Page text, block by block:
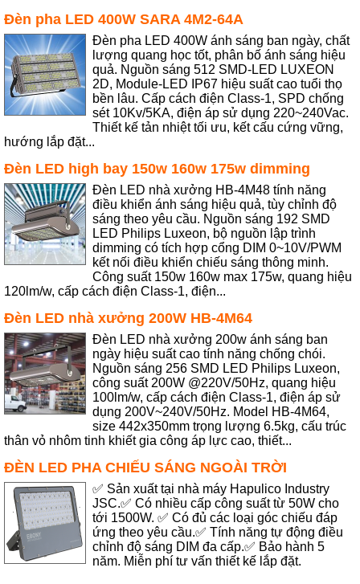
Đèn pha LED 400W SARA 4M2-64A
Đèn pha LED 400W ánh sáng ban ngày, chất
lượng quang học tốt, phân bố ánh sáng hiệu
quả. Nguồn sáng 512 SMD-LED LUXEON
2D, Module-LED IP67 hiệu suất cao tuổi thọ
bền lâu. Cấp cách điện Class-1, SPD chống
sét 10Kv/5KA, điện áp sử dụng 220~240Vac.
Thiết kế tản nhiệt tối ưu, kết cấu cứng vững,
hướng lắp đặt...
Đèn LED high bay 150w 160w 175w dimming
Đèn LED nhà xưởng HB-4M48 tính năng
điều khiển ánh sáng hiệu quả, tùy chỉnh độ
sáng theo yêu cầu. Nguồn sáng 192 SMD
LED Philips Luxeon, bộ nguồn lập trình
dimming có tích hợp cổng DIM 0~10V/PWM
kết nối điều khiển chiếu sáng thông minh.
Công suất 150w 160w max 175w, quang hiệu
120lm/w, cấp cách điện Class-1, điện...
Đèn LED nhà xưởng 200W HB-4M64
Đèn LED nhà xưởng 200w ánh sáng ban
ngày hiệu suất cao tính năng chống chói.
Nguồn sáng 256 SMD LED Philips Luxeon,
công suất 200W @220V/50Hz, quang hiệu
100lm/w, cấp cách điện Class-1, điện áp sử
dụng 200V~240V/50Hz. Model HB-4M64,
size 442x350mm trọng lượng 6.5kg, cấu trúc
thân vỏ nhôm tinh khiết gia công áp lực cao, thiết...
ĐÈN LED PHA CHIẾU SÁNG NGOÀI TRỜI
✅ Sản xuất tại nhà máy Hapulico Industry
JSC.✅ Có nhiều cấp công suất từ 50W cho
tới 1500W. ✅ Có đủ các loại góc chiếu đáp
ứng theo yêu cầu.✅ Tính năng tự động điều
chỉnh độ sáng DIM đa cấp.✅ Bảo hành 5
năm. Miễn phí tư vấn thiết kế lắp đặt.